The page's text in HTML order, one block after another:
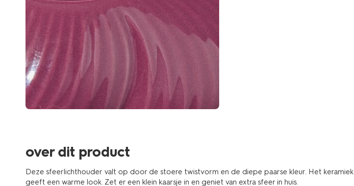
over dit product
Deze sfeerlichthouder valt op door de stoere twistvorm en de diepe paarse kleur. Het keramiek
geeft een warme look. Zet er een klein kaarsje in en geniet van extra sfeer in huis.